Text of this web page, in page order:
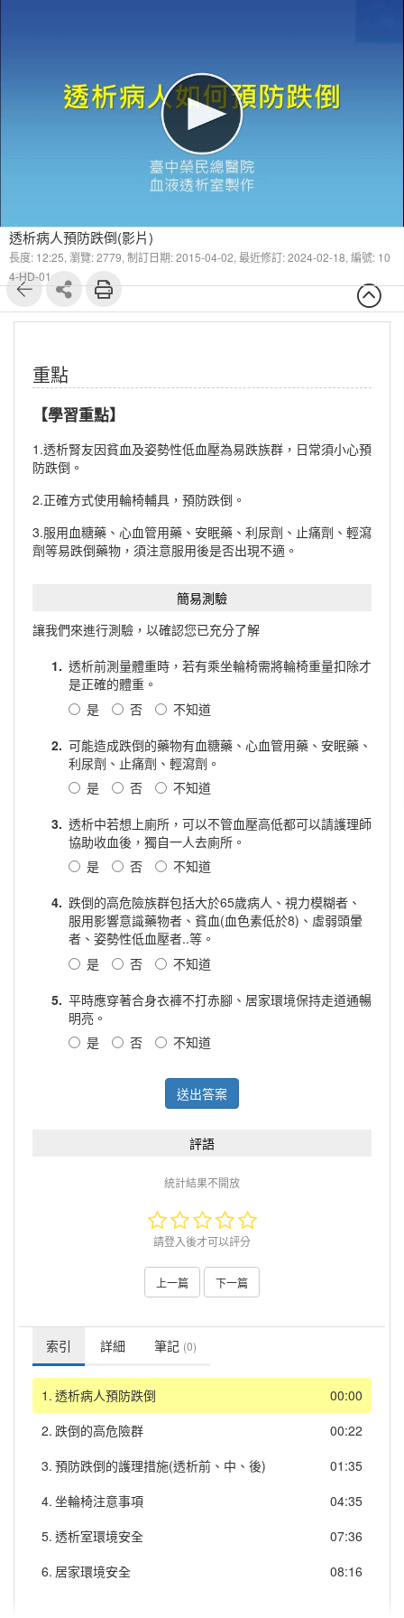
透析病人預防跌倒(影片)
長度: 12:25, 瀏覽: 2779, 制訂日期: 2015-04-02, 最近修訂: 2024-02-18, 編號: 10
4-HD-01
重點
【學習重點】
1.透析腎友因貧血及姿勢性低血壓為易跌族群，日常須小心預
防跌倒。
2.正確方式使用輪椅輔具，預防跌倒。
3.服用血糖藥、心血管用藥、安眠藥、利尿劑、止痛劑、輕瀉
劑等易跌倒藥物，須注意服用後是否出現不適。
簡易測驗
讓我們來進行測驗，以確認您已充分了解
1. 透析前測量體重時，若有乘坐輪椅需將輪椅重量扣除才
是正確的體重。
是
否
不知道
2. 可能造成跌倒的藥物有血糖藥、心血管用藥、安眠藥、
利尿劑、止痛劑、輕瀉劑。
是
否
不知道
3. 透析中若想上廁所，可以不管血壓高低都可以請護理師
協助收血後，獨自一人去廁所。
是
否
不知道
4. 跌倒的高危險族群包括大於65歲病人、視力模糊者、
服用影響意識藥物者、貧血(血色素低於8)、虛弱頭暈
者、姿勢性低血壓者..等。
是
否
不知道
5. 平時應穿著合身衣褲不打赤腳、居家環境保持走道通暢
明亮。
是
否 不知道
送出答案
評語
統計結果不開放
請登入後才可以評分
上一篇 下一篇
索引 詳細 筆記 (0)
00:00
1. 透析病人預防跌倒
00:22
2. 跌倒的高危險群
01:35
3. 預防跌倒的護理措施(透析前、中、後)
04:35
4. 坐輪椅注意事項
07:36
5. 透析室環境安全
08:16
6. 居家環境安全